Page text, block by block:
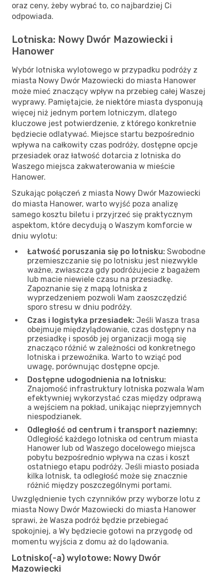
oraz ceny, żeby wybrać to, co najbardziej Ci
odpowiada.
Lotniska: Nowy Dwór Mazowiecki i
Hanower
Wybór lotniska wylotowego w przypadku podróży z
miasta Nowy Dwór Mazowiecki do miasta Hanower
może mieć znaczący wpływ na przebieg całej Waszej
wyprawy. Pamiętajcie, że niektóre miasta dysponują
więcej niż jednym portem lotniczym, dlatego
kluczowe jest potwierdzenie, z którego konkretnie
będziecie odlatywać. Miejsce startu bezpośrednio
wpływa na całkowity czas podróży, dostępne opcje
przesiadek oraz łatwość dotarcia z lotniska do
Waszego miejsca zakwaterowania w mieście
Hanower.
Szukając połączeń z miasta Nowy Dwór Mazowiecki
do miasta Hanower, warto wyjść poza analizę
samego kosztu biletu i przyjrzeć się praktycznym
aspektom, które decydują o Waszym komforcie w
dniu wylotu:
Łatwość poruszania się po lotnisku: Swobodne
przemieszczanie się po lotnisku jest niezwykle
ważne, zwłaszcza gdy podróżujecie z bagażem
lub macie niewiele czasu na przesiadkę.
Zapoznanie się z mapą lotniska z
wyprzedzeniem pozwoli Wam zaoszczędzić
sporo stresu w dniu podróży.
Czas i logistyka przesiadek: Jeśli Wasza trasa
obejmuje międzylądowanie, czas dostępny na
przesiadkę i sposób jej organizacji mogą się
znacząco różnić w zależności od konkretnego
lotniska i przewoźnika. Warto to wziąć pod
uwagę, porównując dostępne opcje.
Dostępne udogodnienia na lotnisku:
Znajomość infrastruktury lotniska pozwala Wam
efektywniej wykorzystać czas między odprawą
a wejściem na pokład, unikając nieprzyjemnych
niespodzianek.
Odległość od centrum i transport naziemny:
Odległość każdego lotniska od centrum miasta
Hanower lub od Waszego docelowego miejsca
pobytu bezpośrednio wpływa na czas i koszt
ostatniego etapu podróży. Jeśli miasto posiada
kilka lotnisk, ta odległość może się znacznie
różnić między poszczególnymi portami.
Uwzględnienie tych czynników przy wyborze lotu z
miasta Nowy Dwór Mazowiecki do miasta Hanower
sprawi, że Wasza podróż będzie przebiegać
spokojniej, a Wy będziecie gotowi na przygodę od
momentu wyjścia z domu aż do lądowania.
Lotnisko(-a) wylotowe: Nowy Dwór
Mazowiecki